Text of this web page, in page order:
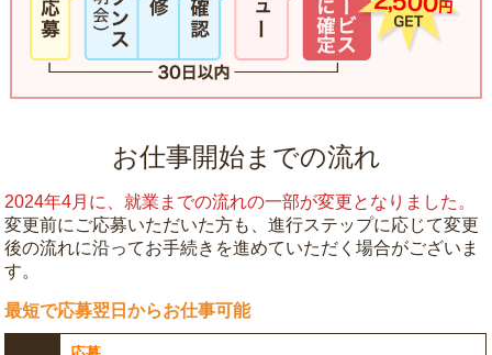
お仕事開始までの流れ
2024年4月に、就業までの流れの一部が変更となりました。
変更前にご応募いただいた方も、進行ステップに応じて変更
後の流れに沿ってお手続きを進めていただく場合がございま
す。
最短で応募翌日からお仕事可能